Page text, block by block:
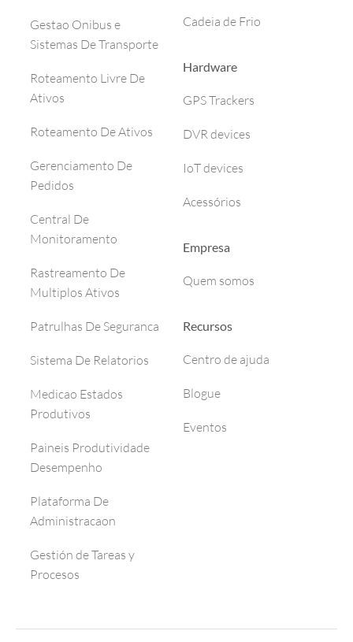
Gestao Onibus e
Sistemas De Transporte
Roteamento Livre De
Ativos
Roteamento De Ativos
Gerenciamento De
Pedidos
Central De
Monitoramento
Rastreamento De
Multiplos Ativos
Patrulhas De Seguranca
Sistema De Relatorios
Medicao Estados
Produtivos
Paineis Produtividade
Desempenho
Plataforma De
Administracaon
Gestión de Tareas y
Procesos
Cadeia de Frio
Hardware
GPS Trackers
DVR devices
IoT devices
Acessórios
Empresa
Quem somos
Recursos
Centro de ajuda
Blogue
Eventos